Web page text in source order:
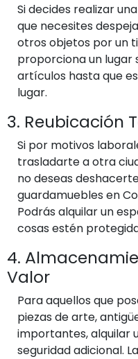
Si decides realizar
que necesites
otros objetos por un
proporciona un lugar
artículos hasta que
lugar.
3. Reubicación
Si por motivos
trasladarte a otra
no deseas
guardamuebles en
Podrás alquilar un
cosas estén
4.
Valor
Para aquellos que
piezas de arte,
importantes, alquilar
seguridad adicional.